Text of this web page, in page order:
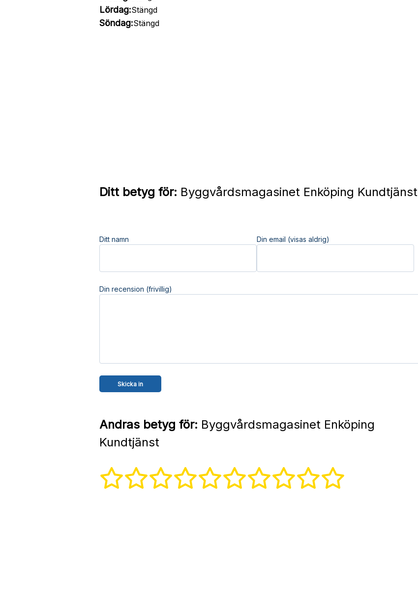
Lördag:Stängd
Söndag:Stängd
Ditt betyg för: Byggvårdsmagasinet Enköping Kundtjänst
Ditt namn Din email (visas aldrig)
Din recension (frivillig)
Andras betyg för: Byggvårdsmagasinet Enköping
Kundtjänst